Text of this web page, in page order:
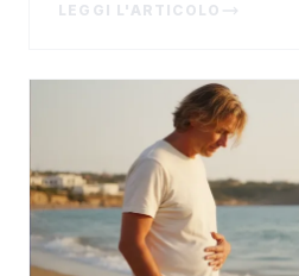
LEGGI L'ARTICOLO